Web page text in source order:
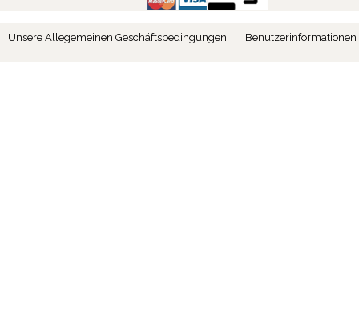
Unsere Allegemeinen Geschäftsbedingungen Benutzerinformationen